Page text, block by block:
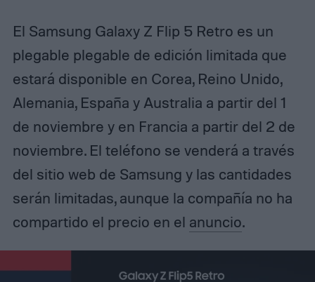
El Samsung Galaxy Z Flip 5 Retro es un
plegable plegable de edición limitada que
estará disponible en Corea, Reino Unido,
Alemania, España y Australia a partir del 1
de noviembre y en Francia a partir del 2 de
noviembre. El teléfono se venderá a través
del sitio web de Samsung y las cantidades
serán limitadas, aunque la compañía no ha
compartido el precio en el anuncio.